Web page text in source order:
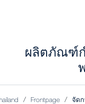
ผลิตภัณฑ์
Frontpage จัด